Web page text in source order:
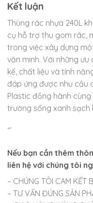
Kết luận
Thùng rác nhựa 240L
cụ hỗ trợ thu gom rác,
trong việc xây dựng
văn minh. Với những
kế, chất liệu và tính
đáp ứng được nhu cầu
Plastic đồng hành
trường sống xanh sạch
“`
Nếu bạn cần thêm
liên hệ với chúng tôi
– CHÚNG TÔI CAM KẾT
– TƯ VẤN ĐÚNG SẢN